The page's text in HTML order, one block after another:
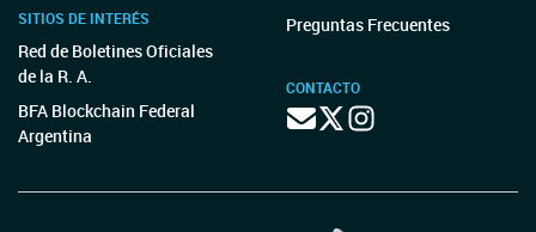
SITIOS DE INTERÉS
Red de Boletines Oficiales
de la R. A.
BFA Blockchain Federal
Argentina
Preguntas Frecuentes
CONTACTO